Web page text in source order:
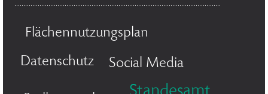
Flächennutzungsplan
Datenschutz
Social Media